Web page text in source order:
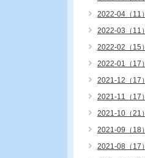
2022-04（11）
2022-03（11）
2022-02（15）
2022-01（17）
2021-12（17）
2021-11（17）
2021-10（21）
2021-09（18）
2021-08（17）